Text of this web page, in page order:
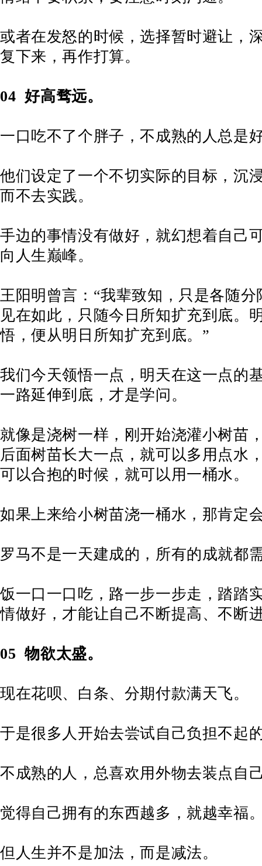
或者在发怒的时候，选择暂时避让，
复下来，再作打算。
04 好高骛远。
一口吃不了个胖子，不成熟的人总是
他们设定了一个不切实际的目标，沉
而不去实践。
手边的事情没有做好，就幻想着自己
向人生巅峰。
王阳明曾言：“我辈致知，只是各随
见在如此，只随今日所知扩充到底。
悟，便从明日所知扩充到底。”
我们今天领悟一点，明天在这一点的
一路延伸到底，才是学问。
就像是浇树一样，刚开始浇灌小树苗
后面树苗长大一点，就可以多用点水
可以合抱的时候，就可以用一桶水。
如果上来给小树苗浇一桶水，那肯定
罗马不是一天建成的，所有的成就都
饭一口一口吃，路一步一步走，踏踏
情做好，才能让自己不断提高、不断
05物欲太盛。
现在花呗、白条、分期付款满天飞。
于是很多人开始去尝试自己负担不起
不成熟的人，总喜欢用外物去装点自
觉得自己拥有的东西越多，就越幸福
但人生并不是加法，而是减法。